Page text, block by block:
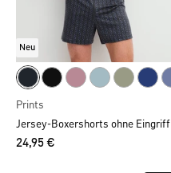
Neu
Prints
Jersey-Boxershorts ohne Eingriff
24,95 €